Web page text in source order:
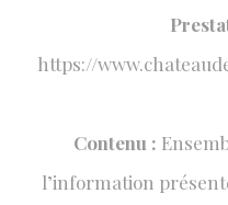
https://
Contenu :
l’information